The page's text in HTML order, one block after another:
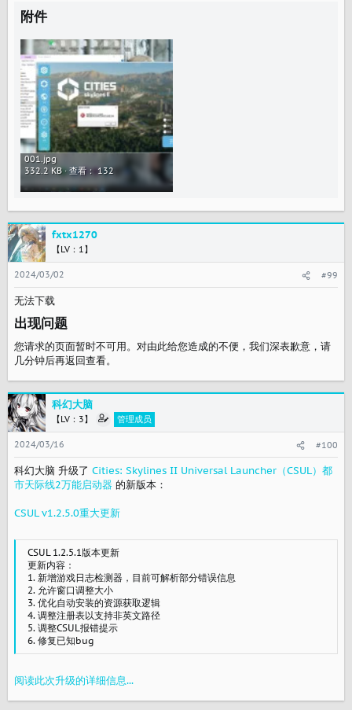
附件
001.jpg
332.2 KB · 查看： 132
fxtx1270
【LV：1】
2024/03/02 #99
无法下载
出现问题​
您请求的页面暂时不可用。对由此给您造成的不便，我们深表歉意，请
几分钟后再返回查看。
科幻大脑
【LV：3】 管理成员
2024/03/16 #100
科幻大脑 升级了 Cities: Skylines II Universal Launcher（CSUL）都
市天际线2万能启动器 的新版本：
CSUL v1.2.5.0重大更新
CSUL 1.2.5.1版本更新
更新内容：
1. 新增游戏日志检测器，目前可解析部分错误信息
2. 允许窗口调整大小
3. 优化自动安装的资源获取逻辑
4. 调整注册表以支持非英文路径
5. 调整CSUL报错提示
6. 修复已知bug
阅读此次升级的详细信息...